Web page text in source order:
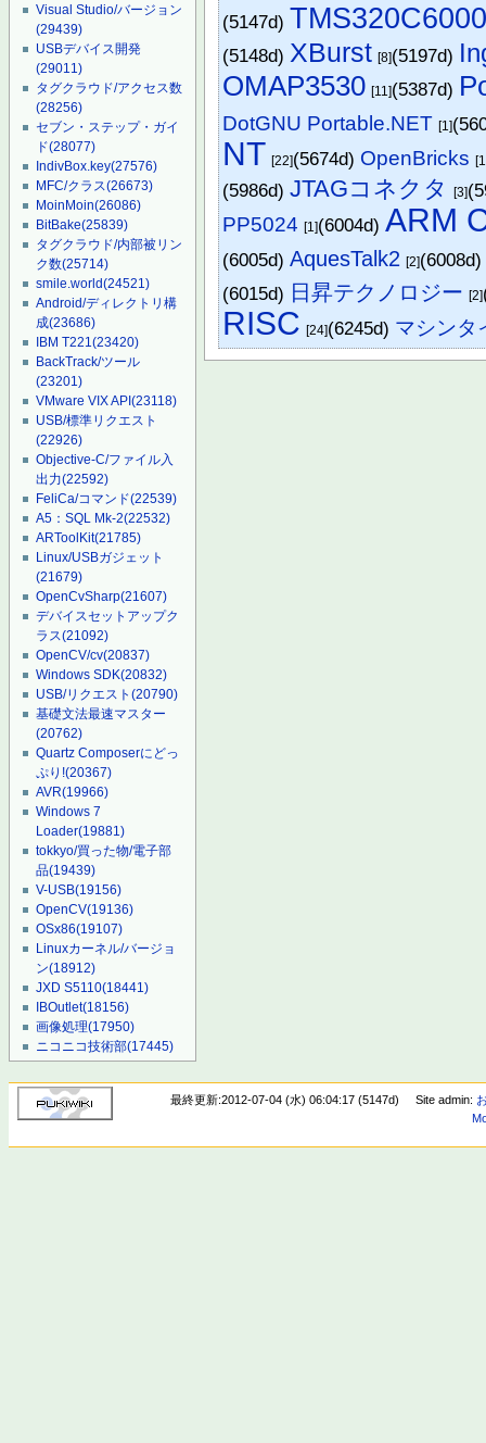
Visual Studio/バージョン
(29439)
USBデバイス開発
(29011)
タグクラウド/アクセス数
(28256)
セブン・ステップ・ガイ
ド(28077)
IndivBox.key(27576)
MFC/クラス(26673)
MoinMoin(26086)
BitBake(25839)
タグクラウド/内部被リン
ク数(25714)
smile.world(24521)
Android/ディレクトリ構
成(23686)
IBM T221(23420)
BackTrack/ツール
(23201)
VMware VIX API(23118)
USB/標準リクエスト
(22926)
Objective-C/ファイル入
出力(22592)
FeliCa/コマンド(22539)
A5：SQL Mk-2(22532)
ARToolKit(21785)
Linux/USBガジェット
(21679)
OpenCvSharp(21607)
デバイスセットアップク
ラス(21092)
OpenCV/cv(20837)
Windows SDK(20832)
USB/リクエスト(20790)
基礎文法最速マスター
(20762)
Quartz Composerにどっ
ぷり!(20367)
AVR(19966)
Windows 7
Loader(19881)
tokkyo/買った物/電子部
品(19439)
V-USB(19156)
OpenCV(19136)
OSx86(19107)
Linuxカーネル/バージョ
ン(18912)
JXD S5110(18441)
IBOutlet(18156)
画像処理(17950)
ニコニコ技術部(17445)
(5147d)
(5148d) XBurst [8](5197d)
OMAP3530 [11](5387d)
DotGNU Portable.NET [1]
NT [22](5674d) OpenBricks
(5986d)JTAGコネクタ [3]
PP5024 [1](6004d)ARM
(6005d)AquesTalk2 [2]
(6015d) 日昇テクノロジー [2]
RISC [24](6245d) マシンタ
最終更新:2012-07-04 (水) 06:04:17 (5147d) Site admin: